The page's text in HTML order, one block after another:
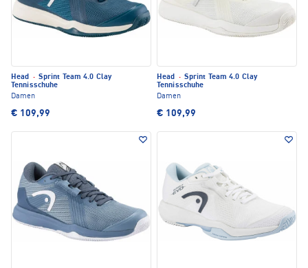
Head · Sprint Team 4.0 Clay
Tennisschuhe
Damen
€ 109,99
Head · Sprint Team 4.0 Clay
Tennisschuhe
Damen
€ 109,99